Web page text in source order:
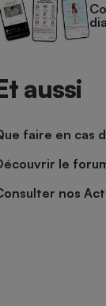
aussi
faire en cas
le
nos